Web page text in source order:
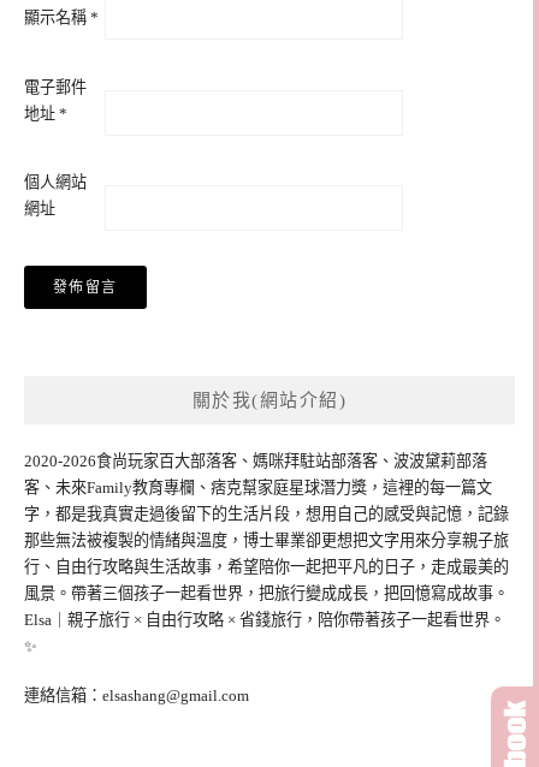
顯示名稱 *
電子郵件
地址 *
個人網站
網址
關於我(網站介紹)
2020-2026食尚玩家百大部落客、媽咪拜駐站部落客、波波黛莉部落
客、未來Family教育專欄、痞克幫家庭星球潛力獎，這裡的每一篇文
字，都是我真實走過後留下的生活片段，想用自己的感受與記憶，記錄
那些無法被複製的情緒與溫度，博士畢業卻更想把文字用來分享親子旅
行、自由行攻略與生活故事，希望陪你一起把平凡的日子，走成最美的
風景。帶著三個孩子一起看世界，把旅行變成成長，把回憶寫成故事。
Elsa｜親子旅行 × 自由行攻略 × 省錢旅行，陪你帶著孩子一起看世界。
✨
連絡信箱： elsashang@gmail.com